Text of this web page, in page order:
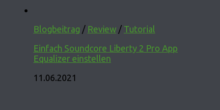
Blogbeitrag / Review / Tutorial
Einfach Soundcore Liberty 2 Pro App
Equalizer einstellen
11.06.2021